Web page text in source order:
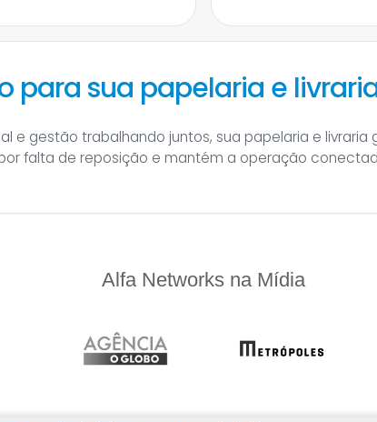
para sua papelaria e
e gestão trabalhando juntos, sua papelaria e livraria
falta de reposição e mantém a operação
Alfa Networks na Mídia